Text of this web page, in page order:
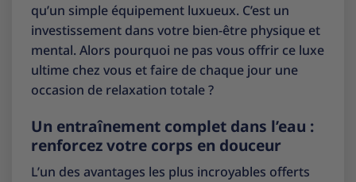
qu’un simple équipement luxueux. C’est un
investissement dans votre bien-être physique et
mental. Alors pourquoi ne pas vous offrir ce luxe
ultime chez vous et faire de chaque jour une
occasion de relaxation totale ?
Un entraînement complet dans l’eau :
renforcez votre corps en douceur
L’un des avantages les plus incroyables offerts